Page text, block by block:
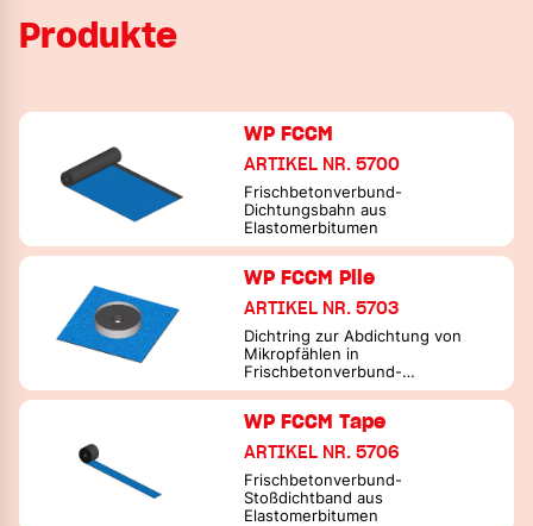
Produkte
WP FCCM
ARTIKEL NR. 5700
Frischbetonverbund-
Dichtungsbahn aus
Elastomerbitumen
WP FCCM Pile
ARTIKEL NR. 5703
Dichtring zur Abdichtung von
Mikropfählen in
Frischbetonverbund-
Dichtungsbahnen
WP FCCM Tape
ARTIKEL NR. 5706
Frischbetonverbund-
Stoßdichtband aus
Elastomerbitumen